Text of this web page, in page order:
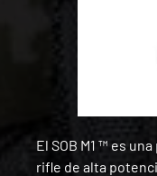
El SOB M1 ™ es
rifle de alta